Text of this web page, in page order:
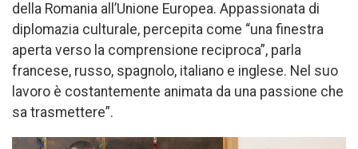
della Romania all’Unione Europea. Appassionata di
diplomazia culturale, percepita come “una finestra
aperta verso la comprensione reciproca”, parla
francese, russo, spagnolo, italiano e inglese. Nel suo
lavoro è costantemente animata da una passione che
sa trasmettere”.